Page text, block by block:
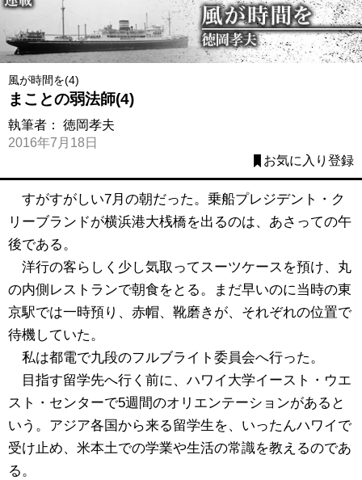
風が時間を(4)
まことの弱法師(4)
執筆者： 徳岡孝夫
2016年7月18日
お気に入り登録
すがすがしい7月の朝だった。乗船プレジデント・ク
リーブランドが横浜港大桟橋を出るのは、あさっての午
後である。
洋行の客らしく少し気取ってスーツケースを預け、丸
の内側レストランで朝食をとる。まだ早いのに当時の東
京駅では一時預り、赤帽、靴磨きが、それぞれの位置で
待機していた。
私は都電で九段のフルブライト委員会へ行った。
目指す留学先へ行く前に、ハワイ大学イースト・ウエ
スト・センターで5週間のオリエンテーションがあると
いう。アジア各国から来る留学生を、いったんハワイで
受け止め、米本土での学業や生活の常識を教えるのであ
る。